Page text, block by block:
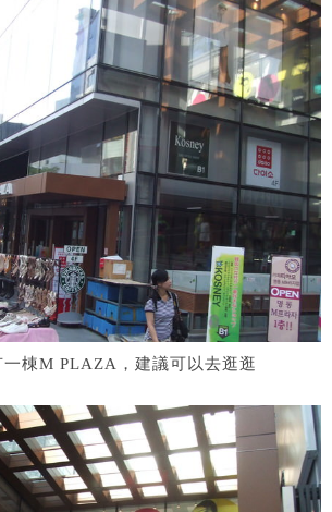
一棟M PLAZA，建議可以去逛逛